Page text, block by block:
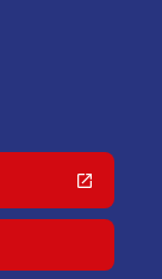
een externe